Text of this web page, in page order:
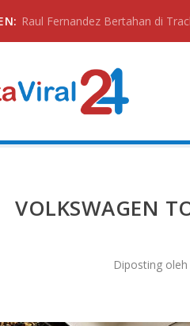
Raul Fernandez Bertahan di
VOLKSWAGEN
Diposting